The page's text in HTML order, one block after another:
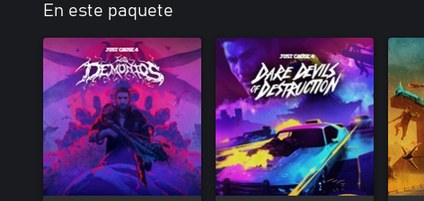
En este paquete